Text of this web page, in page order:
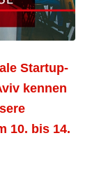
Startup-
kennen
10. bis 14.